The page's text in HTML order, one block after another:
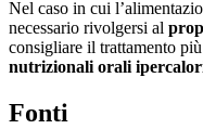
Nel caso in cui
necessario rivolgersi al
consigliare il trattamento
nutrizionali orali
Fonti